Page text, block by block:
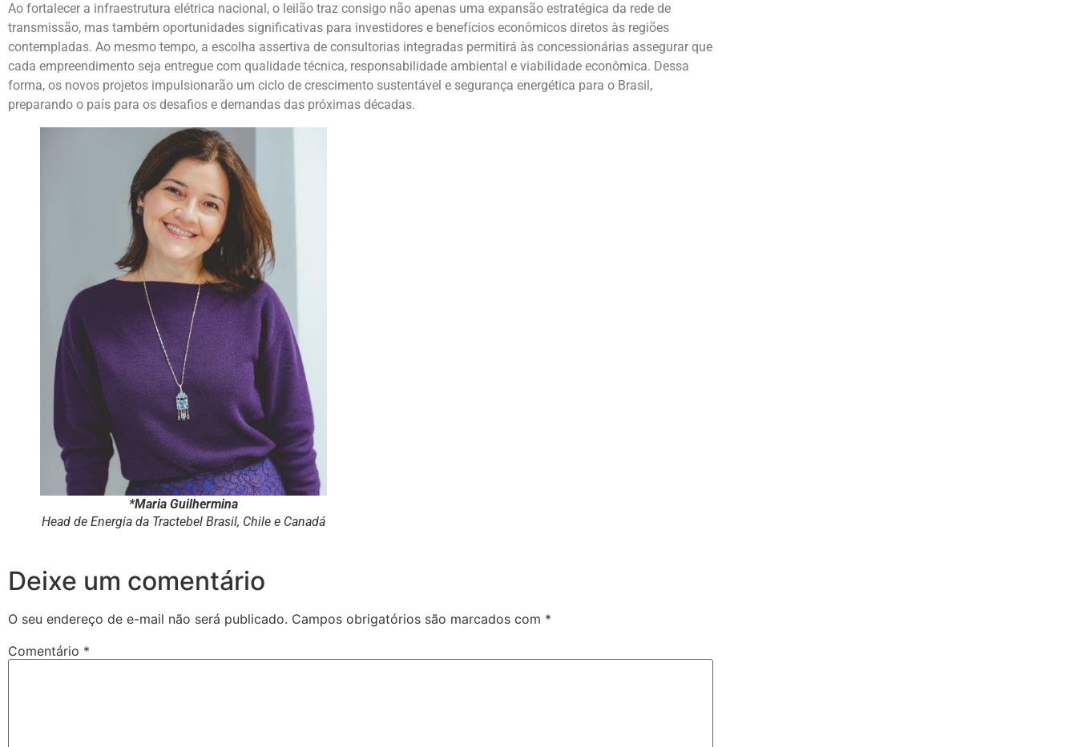
Ao fortalecer a infraestrutura elétrica nacional, o leilão traz consigo não apenas uma expansão estratégica da rede de
transmissão, mas também oportunidades significativas para investidores e benefícios econômicos diretos às regiões
contempladas. Ao mesmo tempo, a escolha assertiva de consultorias integradas permitirá às concessionárias assegurar que
cada empreendimento seja entregue com qualidade técnica, responsabilidade ambiental e viabilidade econômica. Dessa
forma, os novos projetos impulsionarão um ciclo de crescimento sustentável e segurança energética para o Brasil,
preparando o país para os desafios e demandas das próximas décadas.
*Maria Guilhermina
Head de Energia da Tractebel Brasil, Chile e Canadá
Deixe um comentário
O seu endereço de e-mail não será publicado. Campos obrigatórios são marcados com *
Comentário *